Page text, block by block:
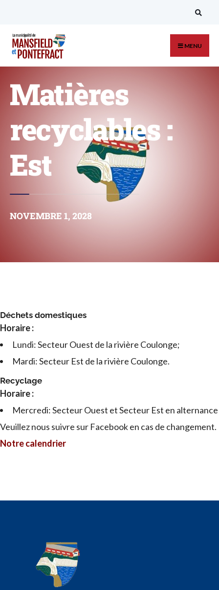
MENU
Matières
recyclables :
Est
NOVEMBRE 1, 2028
Déchets domestiques
Horaire :
Lundi: Secteur Ouest de la rivière Coulonge;
Mardi: Secteur Est de la rivière Coulonge.
Recyclage
Horaire :
Mercredi: Secteur Ouest et Secteur Est en alternance
Veuillez nous suivre sur Facebook en cas de changement.
Notre calendrier